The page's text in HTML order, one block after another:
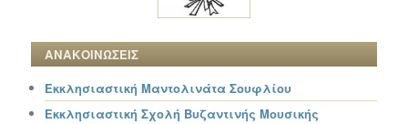
ΑΝΑΚΟΙΝΩΣΕΙΣ
Εκκλησιαστική Μαντολινάτα Σουφλίου
Εκκλησιαστική Σχολή Βυζαντινής Μουσικής